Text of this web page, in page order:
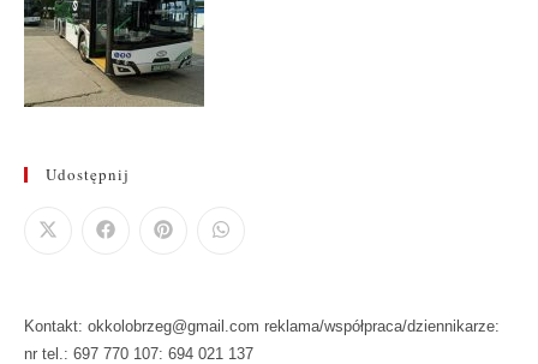
Udostępnij
Kontakt: okkolobrzeg@gmail.com reklama/współpraca/dziennikarze:
nr tel.: 697 770 107: 694 021 137